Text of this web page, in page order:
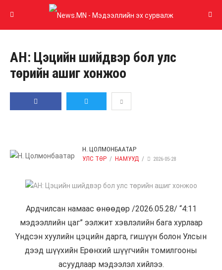
АН: Цэцийн шийдвэр бол улс
төрийн ашиг хонжоо
Н. ЦОЛМОНБААТАР
УЛС ТӨР
НАМУУД 2026-05-28
Ардчилсан намаас өнөөдөр /2026.05.28/ “4:11
мэдээллийн цаг” ээлжит хэвлэлийн бага хурлаар
Үндсэн хуулийн цэцийн дарга, гишүүн болон Улсын
дээд шүүхийн Ерөнхий шүүгчийн томилгооны
асуудлаар мэдээлэл хийлээ.